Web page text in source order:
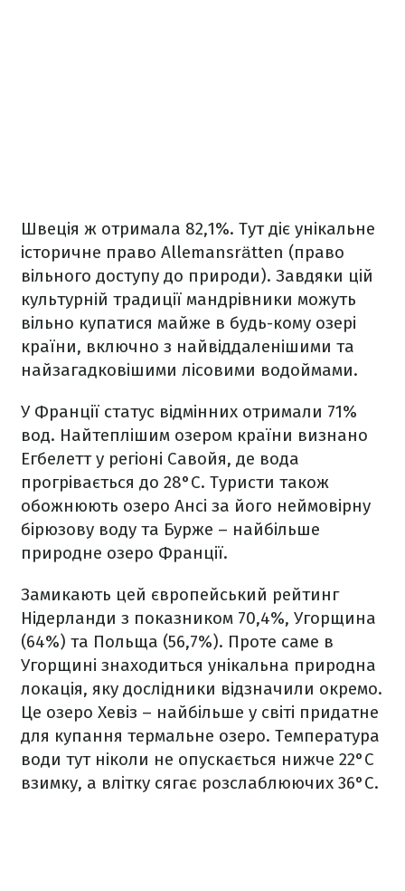
Швеція ж отримала 82,1%. Тут діє унікальне
історичне право Allemansrätten (право
вільного доступу до природи). Завдяки цій
культурній традиції мандрівники можуть
вільно купатися майже в будь-кому озері
країни, включно з найвіддаленішими та
найзагадковішими лісовими водоймами.
У Франції статус відмінних отримали 71%
вод. Найтеплішим озером країни визнано
Егбелетт у регіоні Савойя, де вода
прогрівається до 28°C. Туристи також
обожнюють озеро Ансі за його неймовірну
бірюзову воду та Бурже – найбільше
природне озеро Франції.
Замикають цей європейський рейтинг
Нідерланди з показником 70,4%, Угорщина
(64%) та Польща (56,7%). Проте саме в
Угорщині знаходиться унікальна природна
локація, яку дослідники відзначили окремо.
Це озеро Хевіз – найбільше у світі придатне
для купання термальне озеро. Температура
води тут ніколи не опускається нижче 22°C
взимку, а влітку сягає розслаблюючих 36°C.